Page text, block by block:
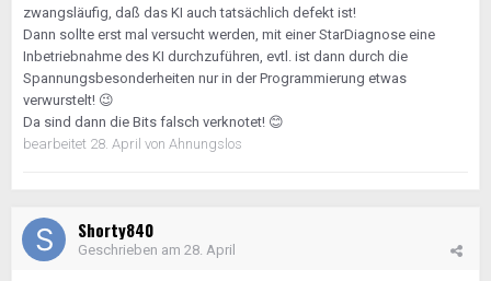
zwangsläufig, daß das KI auch tatsächlich defekt ist!
Dann sollte erst mal versucht werden, mit einer StarDiagnose eine
Inbetriebnahme des KI durchzuführen, evtl. ist dann durch die
Spannungsbesonderheiten nur in der Programmierung etwas
verwurstelt! 😉
Da sind dann die Bits falsch verknotet! 😊
bearbeitet 28. April von Ahnungslos
Shorty840
Geschrieben am 28. April